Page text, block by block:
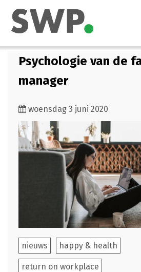
Psychologie van de
manager
woensdag 3 juni 2020
nieuws happy & health
return on workplace